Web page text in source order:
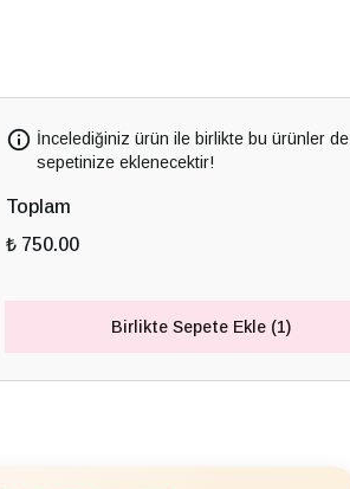
İncelediğiniz ürün ile birlikte bu ürünler de
sepetinize eklenecektir!
Toplam
₺ 750.00
Birlikte Sepete Ekle (1)